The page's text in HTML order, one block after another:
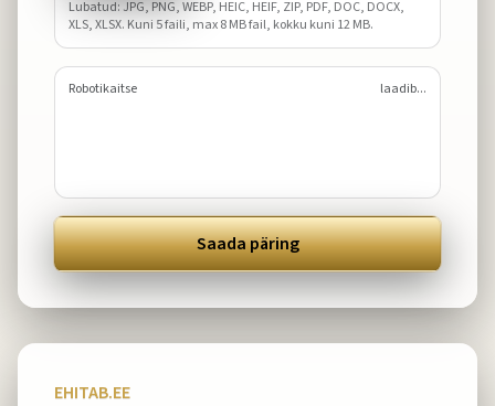
Lubatud: JPG, PNG, WEBP, HEIC, HEIF, ZIP, PDF, DOC, DOCX,
XLS, XLSX. Kuni 5faili, max8MB fail, kokku kuni 12MB.
Robotikaitse laadib...
Saada päring
EHITAB.EE